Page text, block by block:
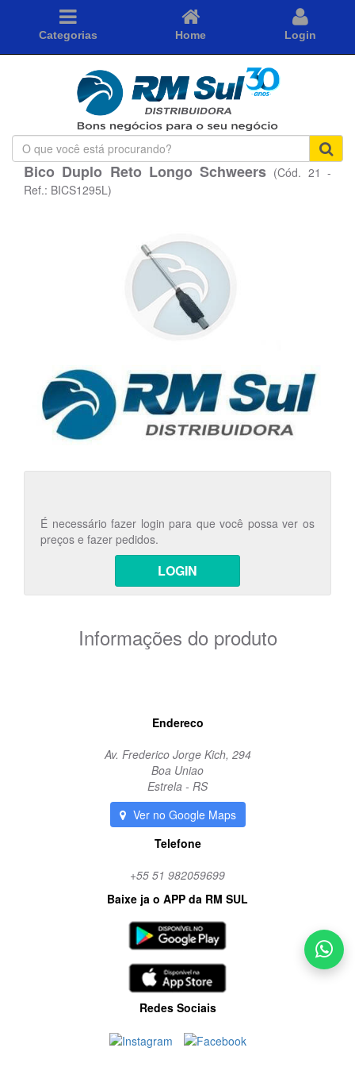
Categorias Home Login
O
que
você
está
Bico Duplo Reto Longo Schweers (Cód. 21 -
Ref.: BICS1295L)
É necessário fazer login para que você possa ver os
preços e fazer pedidos.
LOGIN
Informações do produto
Endereco
Av. Frederico Jorge Kich, 294
Boa Uniao
Estrela - RS
Ver no Google Maps
Telefone
+55 51 982059699
Baixe ja o APP da RM SUL
Redes Sociais